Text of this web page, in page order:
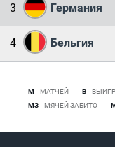
3 Германия
4 Бельгия
М МАТЧЕЙ В
МЗ
МЯЧЕЙ ЗАБИТО